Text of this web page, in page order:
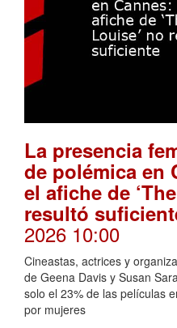
La presencia
de polémica en
el afiche de
resultó
2026 10:00
Cineastas, actrices y
de Geena Davis y Susan
solo el 23% de las películas
por mujeres